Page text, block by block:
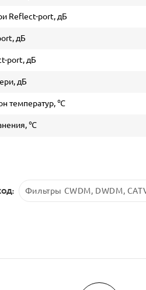
Reflect-port, дБ
дБ
port, дБ
дБ
температур, ℃
℃
Фильтры CWDM, DWDM,